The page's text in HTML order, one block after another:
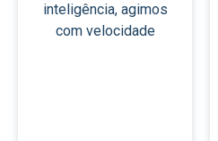
inteligência, agimos
com velocidade